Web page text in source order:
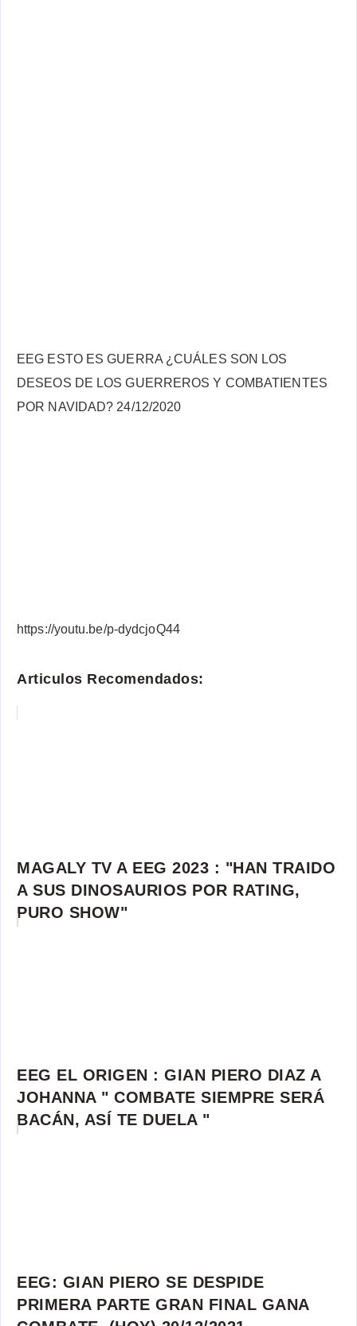
EEG ESTO ES GUERRA ¿CUÁLES SON LOS
DESEOS DE LOS GUERREROS Y COMBATIENTES
POR NAVIDAD? 24/12/2020
https://youtu.be/p-dydcjoQ44
Articulos Recomendados:
MAGALY TV A EEG 2023 : "HAN TRAIDO
A SUS DINOSAURIOS POR RATING,
PURO SHOW"
EEG EL ORIGEN : GIAN PIERO DIAZ A
JOHANNA " COMBATE SIEMPRE SERÁ
BACÁN, ASÍ TE DUELA "
EEG: GIAN PIERO SE DESPIDE
PRIMERA PARTE GRAN FINAL GANA